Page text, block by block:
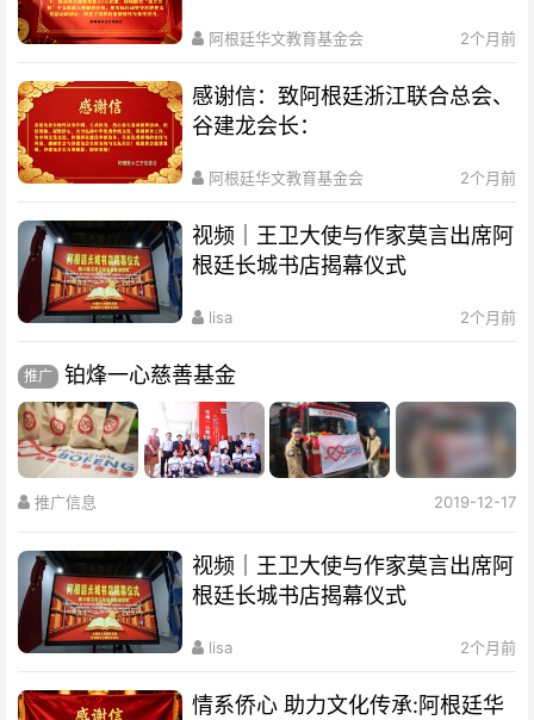
阿根廷华文教育基金会 2个月前
感谢信：致阿根廷浙江联合总会、
谷建龙会长：
阿根廷华文教育基金会 2个月前
视频｜王卫大使与作家莫言出席阿
根廷长城书店揭幕仪式
lisa 2个月前
推广 铂烽一心慈善基金
推广信息 2019-12-17
视频｜王卫大使与作家莫言出席阿
根廷长城书店揭幕仪式
lisa 2个月前
情系侨心 助力文化传承:阿根廷华